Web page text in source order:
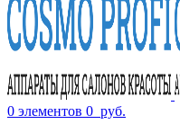
0 элементов 0 руб.